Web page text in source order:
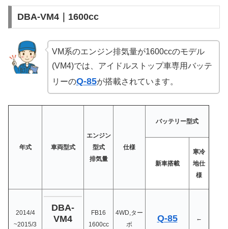
DBA-VM4｜1600cc
VM系のエンジン排気量が1600ccのモデル
(VM4)では、アイドルストップ車専用バッテ
リーのQ-85が搭載されています。
年式 車両型式
エンジン
型式
排気量
仕様
バッテリー型式
新車搭載
寒冷
地仕
様
2014/4
~2015/3
DBA-
VM4
FB16
1600cc
4WD,ター
ボ
Q-85 ←